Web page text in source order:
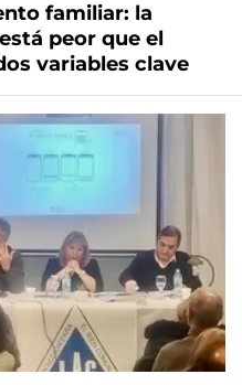
familiar: la
peor que el
variables clave